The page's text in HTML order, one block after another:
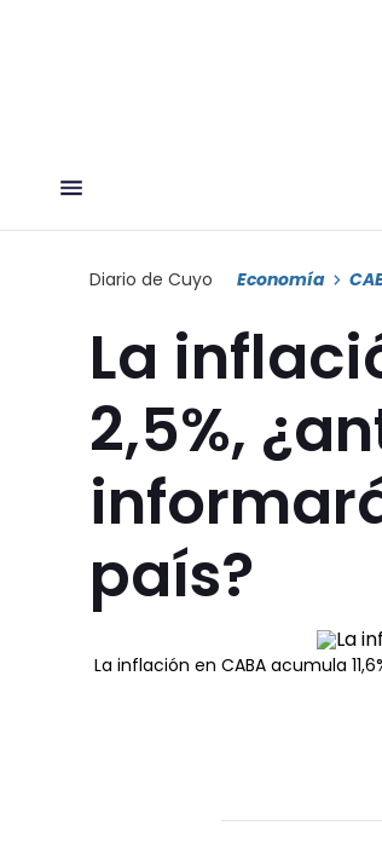
Diario de Cuyo Economía
La
2,5%,
país?
La inflación en CABA acumula